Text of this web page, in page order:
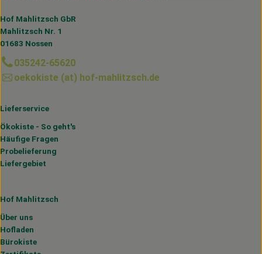
Hof Mahlitzsch GbR
Mahlitzsch Nr. 1
01683 Nossen
035242-65620
oekokiste (at) hof-mahlitzsch.de
Lieferservice
Ökokiste - So geht's
Häufige Fragen
Probelieferung
Liefergebiet
Hof Mahlitzsch
Über uns
Hofladen
Bürokiste